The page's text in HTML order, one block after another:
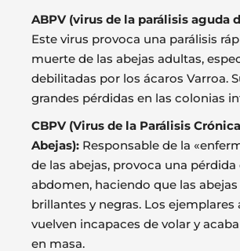
ABPV (virus de la parálisis aguda
Este virus provoca una parálisis
muerte de las abejas adultas,
debilitadas por los ácaros Varroa.
grandes pérdidas en las colonias
CBPV (Virus de la Parálisis
Abejas): Responsable de la
de las abejas, provoca una pérdida
abdomen, haciendo que las abejas
brillantes y negras. Los ejemplares
vuelven incapaces de volar y
en masa.